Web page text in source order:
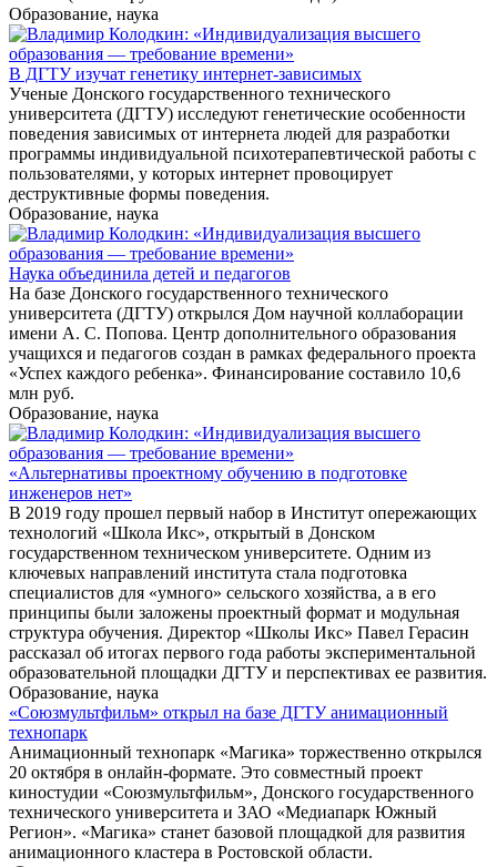
Образование, наука
В ДГТУ изучат генетику интернет-зависимых
Ученые Донского государственного технического
университета (ДГТУ) исследуют генетические особенности
поведения зависимых от интернета людей для разработки
программы индивидуальной психотерапевтической работы с
пользователями, у которых интернет провоцирует
деструктивные формы поведения.
Образование, наука
Наука объединила детей и педагогов
На базе Донского государственного технического
университета (ДГТУ) открылся Дом научной коллаборации
имени А. С. Попова. Центр дополнительного образования
учащихся и педагогов создан в рамках федерального проекта
«Успех каждого ребенка». Финансирование составило 10,6
млн руб.
Образование, наука
«Альтернативы проектному обучению в подготовке
инженеров нет»
В 2019 году прошел первый набор в Институт опережающих
технологий «Школа Икс», открытый в Донском
государственном техническом университете. Одним из
ключевых направлений института стала подготовка
специалистов для «умного» сельского хозяйства, а в его
принципы были заложены проектный формат и модульная
структура обучения. Директор «Школы Икс» Павел Герасин
рассказал об итогах первого года работы экспериментальной
образовательной площадки ДГТУ и перспективах ее развития.
Образование, наука
«Союзмультфильм» открыл на базе ДГТУ анимационный
технопарк
Анимационный технопарк «Магика» торжественно открылся
20 октября в онлайн-формате. Это совместный проект
киностудии «Союзмультфильм», Донского государственного
технического университета и ЗАО «Медиапарк Южный
Регион». «Магика» станет базовой площадкой для развития
анимационного кластера в Ростовской области.